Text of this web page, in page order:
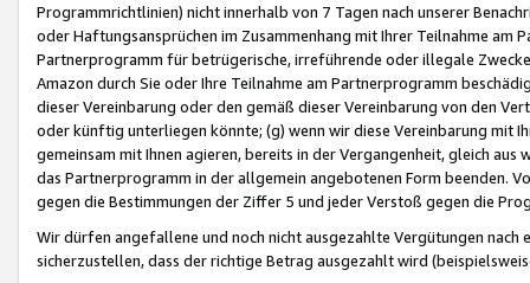
Programmrichtlinien) nicht innerhalb von 7 Tagen nach unserer
oder Haftungsansprüchen im Zusammenhang mit Ihrer Teilnahme am
Partnerprogramm für betrügerische, irreführende oder illegale
Amazon durch Sie oder Ihre Teilnahme am Partnerprogramm
dieser Vereinbarung oder den gemäß dieser Vereinbarung von den
oder künftig unterliegen könnte; (g) wenn wir diese Vereinbarung mit
gemeinsam mit Ihnen agieren, bereits in der Vergangenheit, gleich
das Partnerprogramm in der allgemein angebotenen Form beenden.
gegen die Bestimmungen der Ziffer 5 und jeder Verstoß gegen die
Wir dürfen angefallene und noch nicht ausgezahlte Vergütungen
sicherzustellen, dass der richtige Betrag ausgezahlt wird